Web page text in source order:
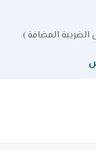
المضافة )